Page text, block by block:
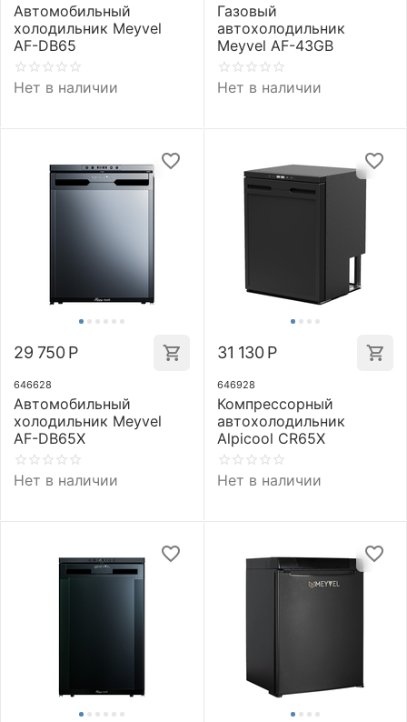
Автомобильный
холодильник Meyvel
AF-DB65
Нет в наличии
Газовый
автохолодильник
Meyvel AF-43GB
Нет в наличии
29 750 Р
646628
Автомобильный
холодильник Meyvel
AF-DB65X
Нет в наличии
31 130 Р
646928
Компрессорный
автохолодильник
Alpicool CR65X
Нет в наличии